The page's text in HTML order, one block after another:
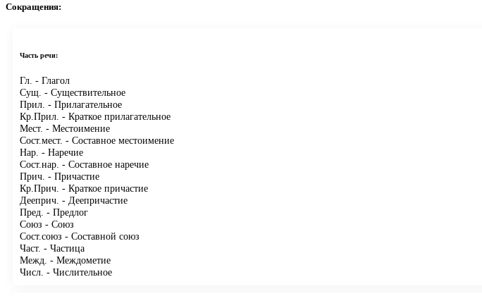
Сокращения:
Часть речи:
Гл. - Глагол
Сущ. - Существительное
Прил. - Прилагательное
Кр.Прил. - Краткое прилагательное
Мест. - Местоимение
Сост.мест. - Составное местоимение
Нар. - Наречие
Сост.нар. - Составное наречие
Прич. - Причастие
Кр.Прич. - Краткое причастие
Дееприч. - Деепричастие
Пред. - Предлог
Союз - Союз
Сост.союз - Составной союз
Част. - Частица
Межд. - Междометие
Числ. - Числительное